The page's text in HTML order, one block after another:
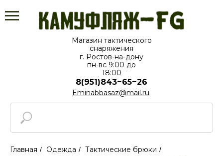
Магазин тактического
снаряжения
г. Ростов-на-дону
пн-вс⁠ 9:00 до
18:00
Eminabbasaz@mail.ru
8(951)843−65−26
Главная / Одежда / Тактические брюки /